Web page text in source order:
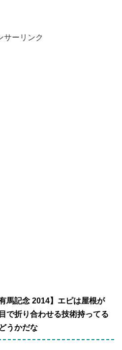
サーリンク
有馬記念 2014】エピは屋根が
で折り合わせる技術持ってる
うかだな